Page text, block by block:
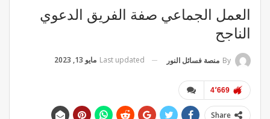
العمل الجماعي صفة الفريق الدعوي
الناجح
By منصة فسائل النور Last updated مايو 13, 2023
4٬669
Share